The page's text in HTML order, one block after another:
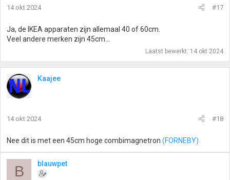
14 okt 2024 #17
Ja, de IKEA apparaten zijn allemaal 40 of 60cm.
Veel andere merken zijn 45cm...
Laatst bewerkt: 14 okt 2024
Kaajee
14 okt 2024 #18
Nee dit is met een 45cm hoge combimagnetron (FORNEBY)
B blauwpet